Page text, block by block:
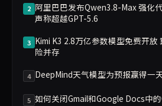
2 阿里巴巴发布Qwen3.8-Max 强化
声称超越GPT-5.6
3 Kimi K3 2.8万亿参数模型免费开放
险并存
4 DeepMind天气模型为预报赢得一
5 如何关闭Gmail和Google Docs中的